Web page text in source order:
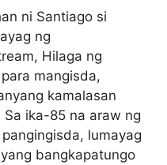
ni Santiago si
ng
Hilaga ng
mangisda,
kamalasan
ika-85 na araw ng
lumayag
bangkapatungo